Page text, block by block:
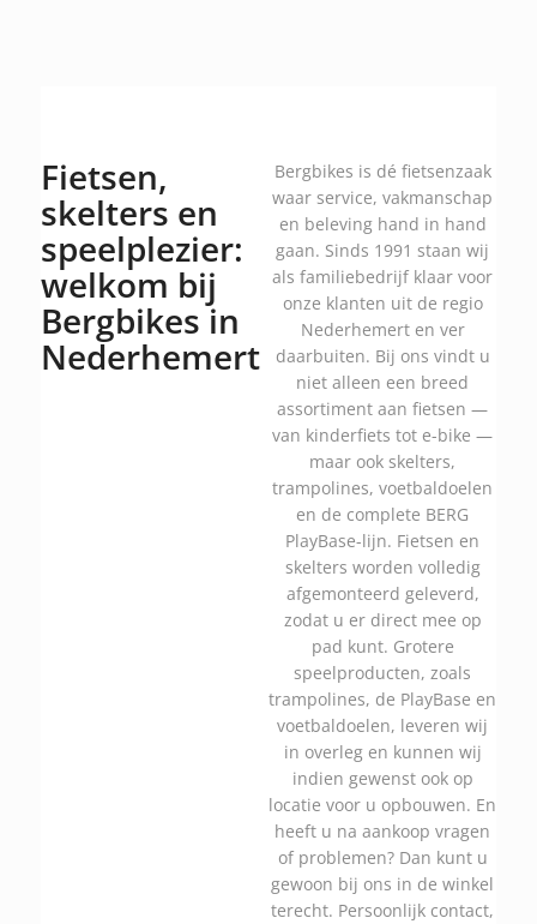
Fietsen,
skelters en
speelplezier:
welkom bij
Bergbikes in
Nederhemert
Bergbikes is dé fietsenzaak
waar service, vakmanschap
en beleving hand in hand
gaan. Sinds 1991 staan wij
als familiebedrijf klaar voor
onze klanten uit de regio
Nederhemert en ver
daarbuiten. Bij ons vindt u
niet alleen een breed
assortiment aan fietsen —
van kinderfiets tot e-bike —
maar ook skelters,
trampolines, voetbaldoelen
en de complete BERG
PlayBase-lijn. Fietsen en
skelters worden volledig
afgemonteerd geleverd,
zodat u er direct mee op
pad kunt. Grotere
speelproducten, zoals
trampolines, de PlayBase en
voetbaldoelen, leveren wij
in overleg en kunnen wij
indien gewenst ook op
locatie voor u opbouwen. En
heeft u na aankoop vragen
of problemen? Dan kunt u
gewoon bij ons in de winkel
terecht. Persoonlijk contact,